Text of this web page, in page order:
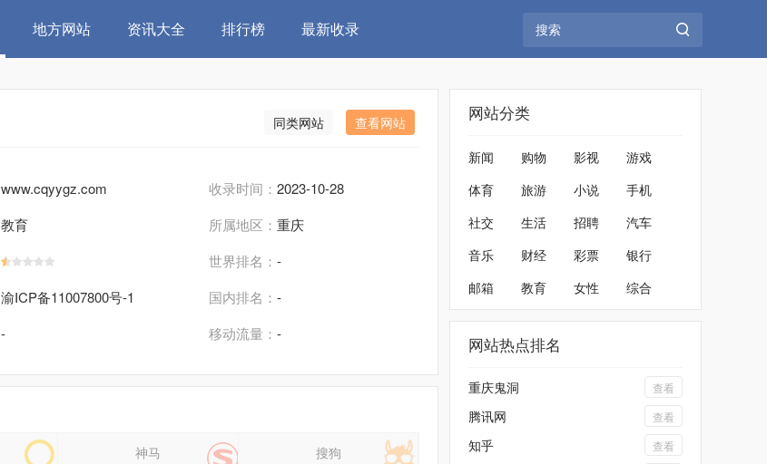
地方网站 资讯大全 排行榜 最新收录
同类网站 查看网站
www.cqyygz.com 收录时间： 2023-10-28
教育 所属地区： 重庆
世界排名： -
渝ICP备11007800号-1 国内排名： -
- 移动流量： -
神马 搜狗
网站分类
新闻 购物 影视
游戏
体育
旅游 小说
手机
社交
生活 招聘
汽车
音乐
财经 彩票
银行
邮箱
教育 女性 综合
网站热点排名
重庆鬼洞 查看
腾讯网 查看
知乎 查看